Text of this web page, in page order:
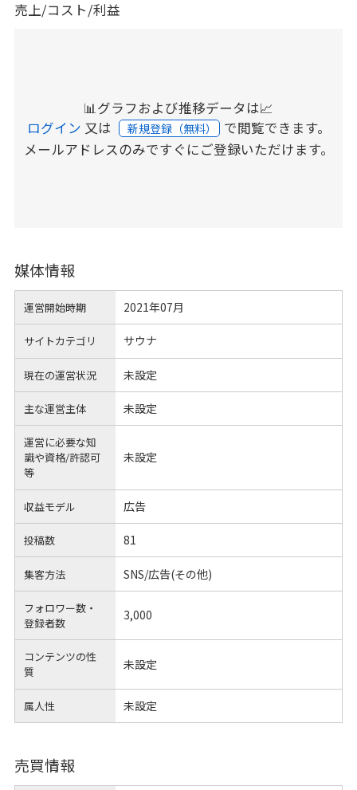
売上/コスト/利益
📊グラフおよび推移データは📈
ログイン 又は 新規登録（無料） で閲覧できます。
メールアドレスのみですぐにご登録いただけます。
媒体情報
運営開始時期 2021年07月
サイトカテゴリ サウナ
現在の運営状況 未設定
主な運営主体 未設定
運営に必要な知
識や資格/許認可
等
未設定
収益モデル 広告
投稿数 81
集客方法 SNS/広告(その他)
フォロワー数・
登録者数
3,000
コンテンツの性
質
未設定
属人性 未設定
売買情報